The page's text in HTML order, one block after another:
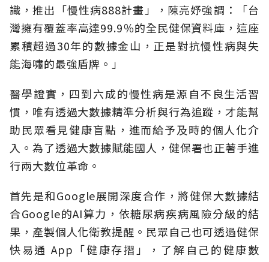
識，推出「慢性病888計畫」，陳亮妤強調：「台
灣擁有覆蓋率高達99.9％的全民健保資料庫，這座
累積超過30年的數據金山，正是對抗慢性病與失
能海嘯的最強盾牌。」
醫學證實，四到六成的慢性病是源自不良生活習
慣，唯有透過大數據精準分析與行為追蹤，才能幫
助民眾看見健康盲點，進而給予及時的個人化介
入。為了透過大數據賦能國人，健保署也正著手進
行兩大數位革命。
首先是和Google展開深度合作，將健保大數據結
合Google的AI算力，依糖尿病疾病風險分級的結
果，產製個人化衛教提醒。民眾自己也可透過健保
快易通 App「健康存摺」，了解自己的健康數